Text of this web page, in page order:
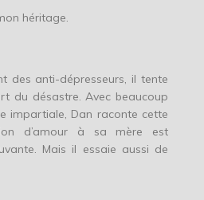
héritage.
des anti-dépresseurs, il tente
du désastre. Avec beaucoup
impartiale, Dan raconte cette
d’amour à sa mère est
Mais il essaie aussi de